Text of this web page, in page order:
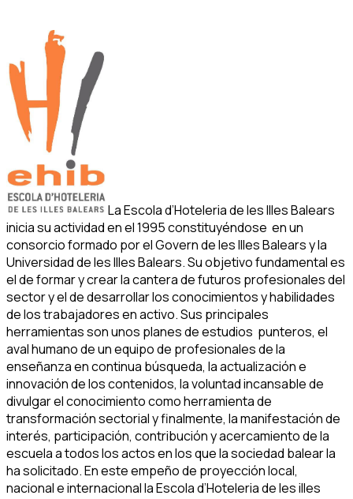
La Escola d’Hoteleria de les Illes Balears
inicia su actividad en el 1995 constituyéndose en un
consorcio formado por el Govern de les Illes Balears y la
Universidad de les Illes Balears. Su objetivo fundamental es
el de formar y crear la cantera de futuros profesionales del
sector y el de desarrollar los conocimientos y habilidades
de los trabajadores en activo. Sus principales
herramientas son unos planes de estudios punteros, el
aval humano de un equipo de profesionales de la
enseñanza en continua búsqueda, la actualización e
innovación de los contenidos, la voluntad incansable de
divulgar el conocimiento como herramienta de
transformación sectorial y finalmente, la manifestación de
interés, participación, contribución y acercamiento de la
escuela a todos los actos en los que la sociedad balear la
ha solicitado. En este empeño de proyección local,
nacional e internacional la Escola d’Hoteleria de les illes